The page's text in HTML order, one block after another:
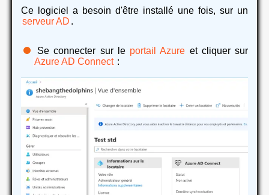
Ce logiciel a besoin d'être installé une fois, sur un
serveur AD .
Se connecter sur le portail Azure et cliquer sur
Azure AD Connect :